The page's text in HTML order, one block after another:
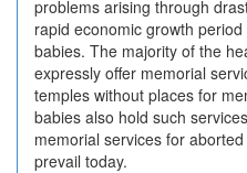
problems arising through
rapid economic growth
babies. The majority of the
expressly offer memorial
temples without places for
babies also hold such
memorial services for
prevail today.